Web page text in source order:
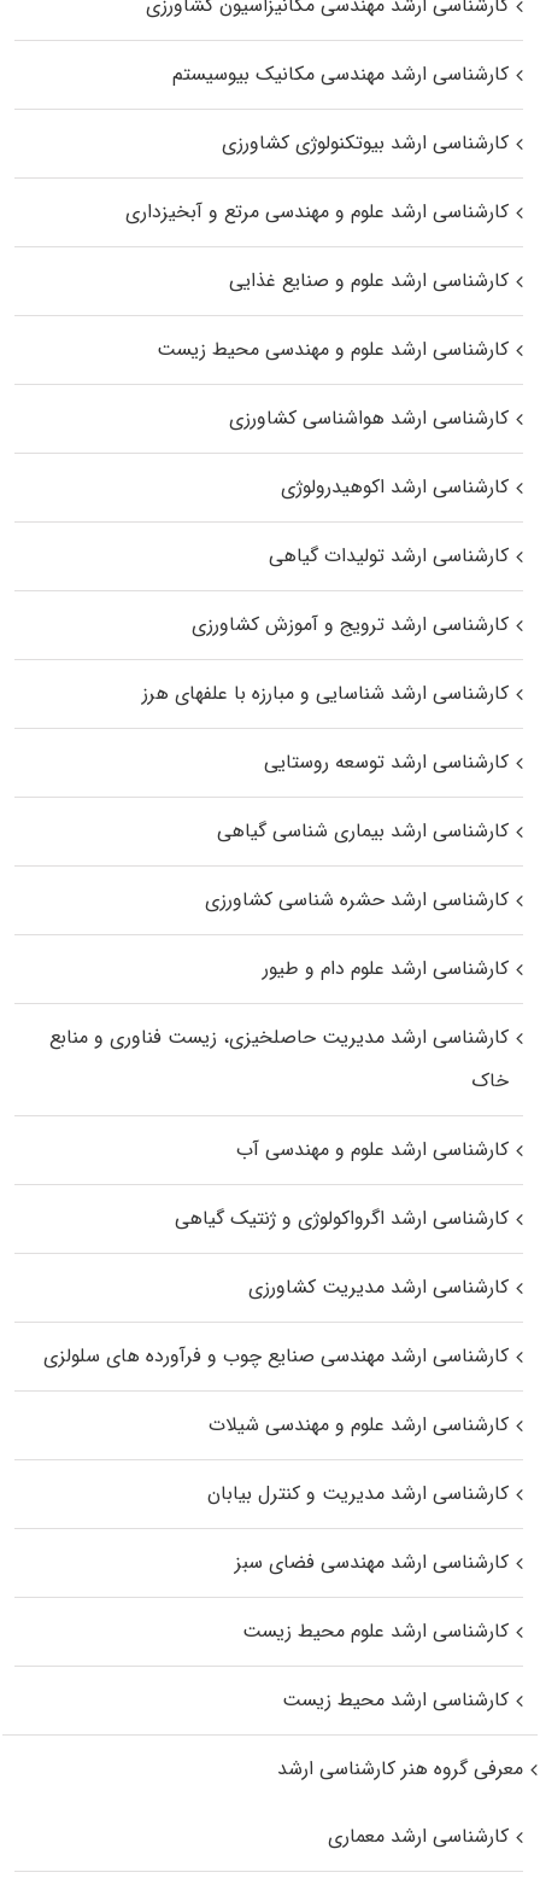
کارشناسی ارشد مهندسی مکانیک بیوسیستم
کارشناسی ارشد بیوتکنولوژی کشاورزی
کارشناسی ارشد علوم و مهندسی مرتع و آبخیزداری
کارشناسی ارشد علوم و صنایع غذایی
کارشناسی ارشد علوم و مهندسی محیط زیست
کارشناسی ارشد هواشناسی کشاورزی
کارشناسی ارشد اکوهیدرولوژی
کارشناسی ارشد تولیدات گیاهی
کارشناسی ارشد ترویج و آموزش کشاورزی
کارشناسی ارشد شناسایی و مبارزه با علفهای هرز
کارشناسی ارشد توسعه روستایی
کارشناسی ارشد بیماری‌ شناسی گیاهی
کارشناسی ارشد حشره‌ شناسی کشاورزی
کارشناسی ارشد علوم دام و طیور
کارشناسی ارشد مدیریت حاصلخیزی، زیست فناوری و منابع
خاک
کارشناسی ارشد علوم و مهندسی آب
کارشناسی ارشد اگرواکولوژی و ژنتیک گیاهی
کارشناسی ارشد مدیریت کشاورزی
کارشناسی ارشد مهندسی صنایع چوب و فرآورده‌ های سلولزی
کارشناسی ارشد علوم و مهندسی شیلات
کارشناسی ارشد مدیریت و کنترل بیابان
کارشناسی ارشد مهندسی فضای سبز
کارشناسی ارشد علوم محیط‌ زیست
کارشناسی ارشد محیط زیست
معرفی گروه هنر کارشناسی ارشد
کارشناسی ارشد معماری